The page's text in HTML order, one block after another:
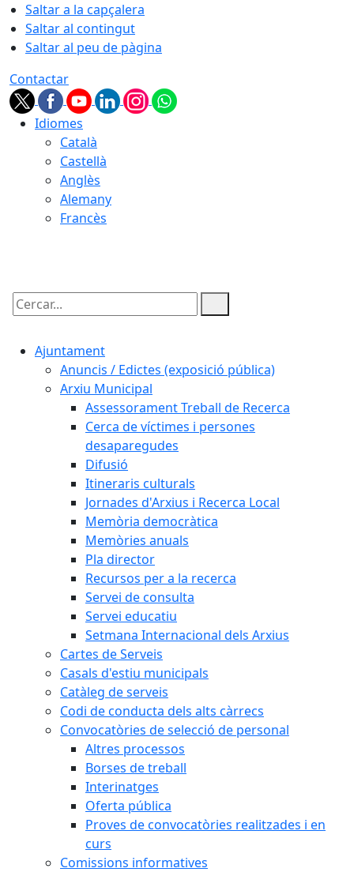
Saltar a la capçalera
Saltar al contingut
Saltar al peu de pàgina
Contactar
Idiomes
Català
Castellà
Anglès
Alemany
Francès
Cercar:
Ajuntament
Anuncis / Edictes (exposició pública)
Arxiu Municipal
Assessorament Treball de Recerca
Cerca de víctimes i persones
desaparegudes
Difusió
Itineraris culturals
Jornades d'Arxius i Recerca Local
Memòria democràtica
Memòries anuals
Pla director
Recursos per a la recerca
Servei de consulta
Servei educatiu
Setmana Internacional dels Arxius
Cartes de Serveis
Casals d'estiu municipals
Catàleg de serveis
Codi de conducta dels alts càrrecs
Convocatòries de selecció de personal
Altres processos
Borses de treball
Interinatges
Oferta pública
Proves de convocatòries realitzades i en
curs
Comissions informatives